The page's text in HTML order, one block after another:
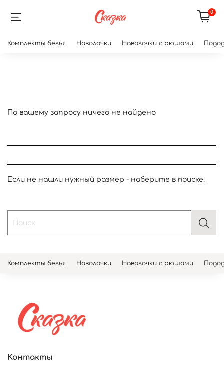
0
Комплекты белья Наволочки Наволочки с рюшами
По вашему запросу ничего не найдено
Если не нашли нужный размер - наберите в поиске!
Комплекты белья Наволочки Наволочки с рюшами
Контакты